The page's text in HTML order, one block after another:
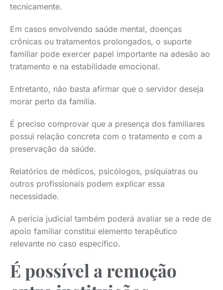
tecnicamente.
Em casos envolvendo saúde mental, doenças
crônicas ou tratamentos prolongados, o suporte
familiar pode exercer papel importante na adesão ao
tratamento e na estabilidade emocional.
Entretanto, não basta afirmar que o servidor deseja
morar perto da família.
É preciso comprovar que a presença dos familiares
possui relação concreta com o tratamento e com a
preservação da saúde.
Relatórios de médicos, psicólogos, psiquiatras ou
outros profissionais podem explicar essa
necessidade.
A perícia judicial também poderá avaliar se a rede de
apoio familiar constitui elemento terapêutico
relevante no caso específico.
É possível a remoção